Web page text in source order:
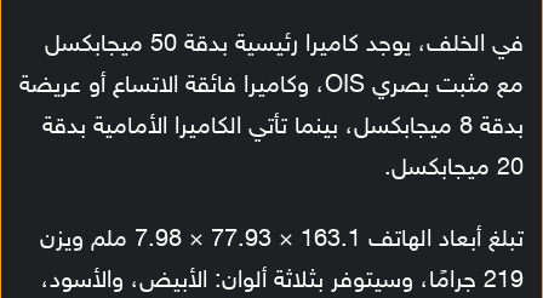
في الخلف، يوجد كاميرا رئيسية بدقة 50 ميجابكسل
مع مثبت بصري OIS، وكاميرا فائقة الاتساع أو عريضة
بدقة 8 ميجابكسل، بينما تأتي الكاميرا الأمامية بدقة
20 ميجابكسل.
تبلغ أبعاد الهاتف 163.1 × 77.93 × 7.98 ملم ويزن
219 جرامًا، وسيتوفر بثلاثة ألوان: الأبيض، والأسود،